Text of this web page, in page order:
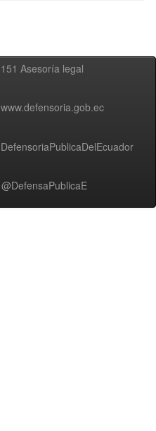
151 Asesoría legal
www.defensoria.gob.ec
DefensoriaPublicaDelEcuador
@DefensaPublicaE